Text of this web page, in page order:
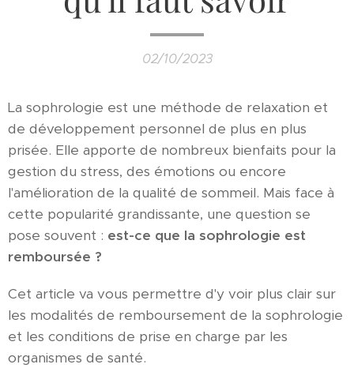
02/10/2023
La sophrologie est une méthode de relaxation et
de développement personnel de plus en plus
prisée. Elle apporte de nombreux bienfaits pour la
gestion du stress, des émotions ou encore
l'amélioration de la qualité de sommeil. Mais face à
cette popularité grandissante, une question se
pose souvent : est-ce que la sophrologie est
remboursée ?
Cet article va vous permettre d'y voir plus clair sur
les modalités de remboursement de la sophrologie
et les conditions de prise en charge par les
organismes de santé.